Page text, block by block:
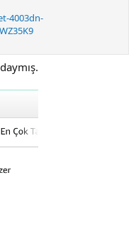
4003dn-